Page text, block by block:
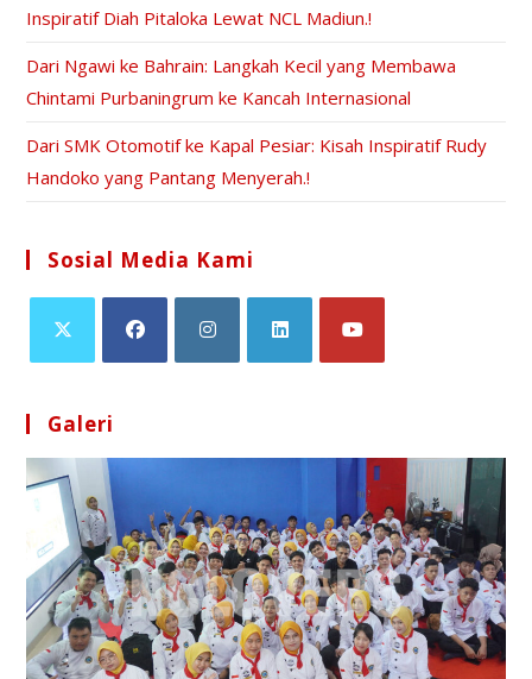
Inspiratif Diah Pitaloka Lewat NCL Madiun.!
Dari Ngawi ke Bahrain: Langkah Kecil yang Membawa
Chintami Purbaningrum ke Kancah Internasional
Dari SMK Otomotif ke Kapal Pesiar: Kisah Inspiratif Rudy
Handoko yang Pantang Menyerah.!
Sosial Media Kami
Galeri